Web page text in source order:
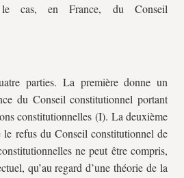
le cas, en France, du Conseil
parties. La première donne un
du Conseil constitutionnel portant
constitutionnelles (I). La deuxième
le refus du Conseil constitutionnel de
ne peut être compris,
qu’au regard d’une théorie de la